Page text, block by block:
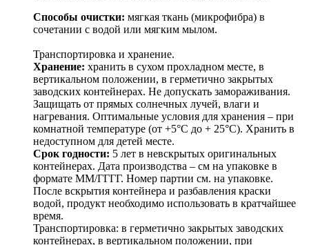
Способы очистки: мягкая ткань (микрофибра) в
сочетании с водой или мягким мылом.
Транспортировка и хранение.
Хранение: хранить в сухом прохладном месте, в
вертикальном положении, в герметично закрытых
заводских контейнерах. Не допускать замораживания.
Защищать от прямых солнечных лучей, влаги и
нагревания. Оптимальные условия для хранения – при
комнатной температуре (от +5°С до + 25°С). Хранить в
недоступном для детей месте.
Срок годности: 5 лет в невскрытых оригинальных
контейнерах. Дата производства – см на упаковке в
формате ММ/ГГГГ. Номер партии см. на упаковке.
После вскрытия контейнера и разбавления краски
водой, продукт необходимо использовать в кратчайшее
время.
Транспортировка: в герметично закрытых заводских
контейнерах, в вертикальном положении, при